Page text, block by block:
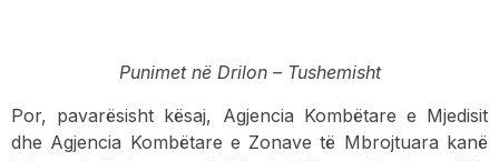
Punimet në Drilon – Tushemisht
Por, pavarësisht kësaj, Agjencia Kombëtare e Mjedisit
dhe Agjencia Kombëtare e Zonave të Mbrojtuara kanë